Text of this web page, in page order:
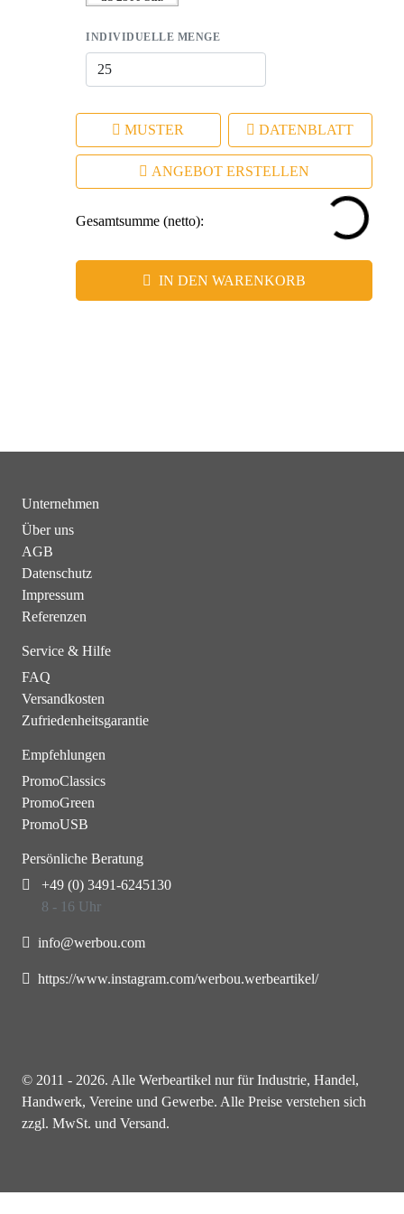
INDIVIDUELLE MENGE
MUSTER DATENBLATT
ANGEBOT ERSTELLEN
Gesamtsumme (netto):
IN DEN WARENKORB
Unternehmen
Über uns
AGB
Datenschutz
Impressum
Referenzen
Service & Hilfe
FAQ
Versandkosten
Zufriedenheitsgarantie
Empfehlungen
PromoClassics
PromoGreen
PromoUSB
Persönliche Beratung
+49 (0) 3491-6245130
8 - 16 Uhr
info@werbou.com
https://www.instagram.com/werbou.werbeartikel/
© 2011 - 2026. Alle Werbeartikel nur für Industrie, Handel,
Handwerk, Vereine und Gewerbe. Alle Preise verstehen sich
zzgl. MwSt. und Versand.